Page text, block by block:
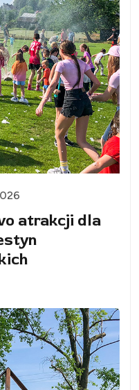
atrakcji dla